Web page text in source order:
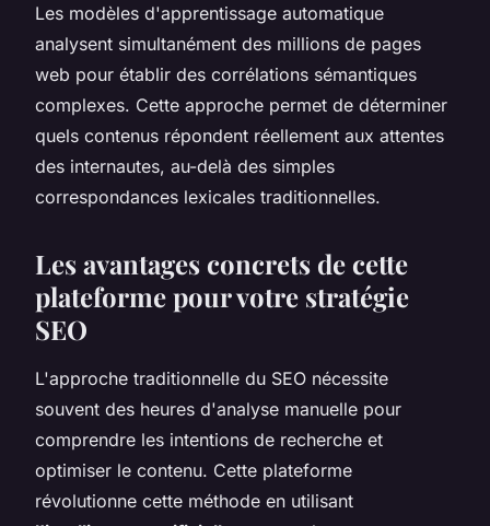
Les modèles d'apprentissage automatique
analysent simultanément des millions de pages
web pour établir des corrélations sémantiques
complexes. Cette approche permet de déterminer
quels contenus répondent réellement aux attentes
des internautes, au-delà des simples
correspondances lexicales traditionnelles.
Les avantages concrets de cette
plateforme pour votre stratégie
SEO
L'approche traditionnelle du SEO nécessite
souvent des heures d'analyse manuelle pour
comprendre les intentions de recherche et
optimiser le contenu. Cette plateforme
révolutionne cette méthode en utilisant